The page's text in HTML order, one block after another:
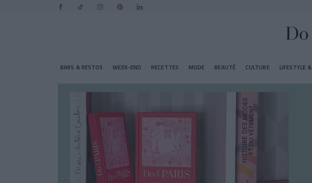
BARS & RESTOS WEEK-END RECETTES MODE BEAUTÉ CULTURE LIFESTYLE